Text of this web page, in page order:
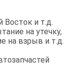
и т.д.
на утечку,
на взрыв и т.д.